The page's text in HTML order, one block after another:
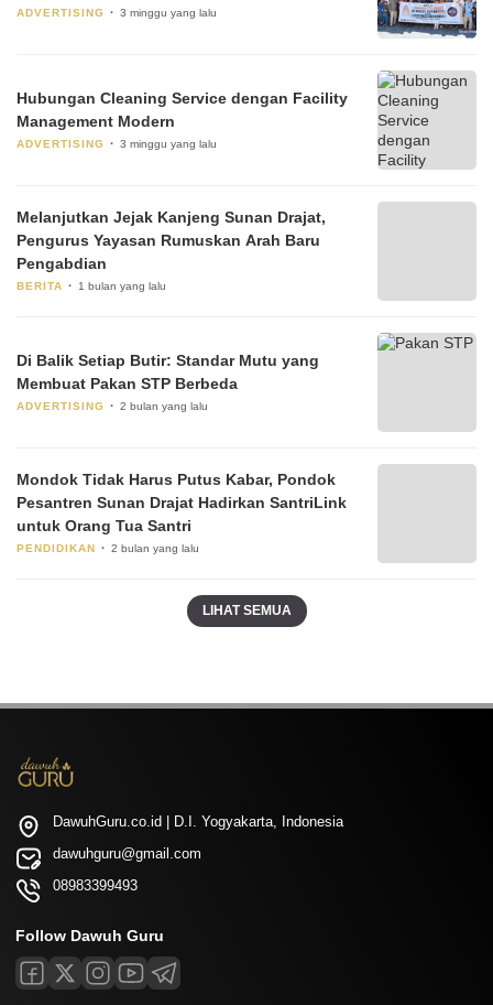
ADVERTISING 3 minggu yang lalu
Hubungan Cleaning Service dengan Facility
Management Modern
ADVERTISING 3 minggu yang lalu
Melanjutkan Jejak Kanjeng Sunan Drajat,
Pengurus Yayasan Rumuskan Arah Baru
Pengabdian
BERITA 1 bulan yang lalu
Di Balik Setiap Butir: Standar Mutu yang
Membuat Pakan STP Berbeda
ADVERTISING 2 bulan yang lalu
Mondok Tidak Harus Putus Kabar, Pondok
Pesantren Sunan Drajat Hadirkan SantriLink
untuk Orang Tua Santri
PENDIDIKAN 2 bulan yang lalu
LIHAT SEMUA
DawuhGuru.co.id | D.I. Yogyakarta, Indonesia
dawuhguru@gmail.com
08983399493
Follow Dawuh Guru